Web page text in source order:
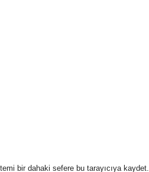
bir dahaki sefere bu tarayıcıya kaydet.